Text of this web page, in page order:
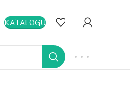
KATALOGU